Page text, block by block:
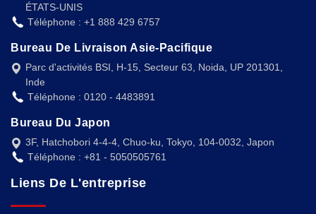
ÉTATS-UNIS
Téléphone : +1 888 429 6757
Bureau De Livraison Asie-Pacifique
Parc d'activités BSI, H-15, Secteur 63, Noida, UP 201301,
Inde
Téléphone : 0120 - 4483891
Bureau Du Japon
3F, Hatchobori 4-4-4, Chuo-ku, Tokyo, 104-0032, Japon
Téléphone : +81 - 5050505761
Liens De L'entreprise